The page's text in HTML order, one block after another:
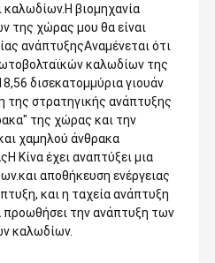
βιομηχανία
της χώρας μου θα είναι
ανάπτυξηςΑναμένεται ότι
καλωδίων της
δισεκατομμύρια γιουάν
της στρατηγικής ανάπτυξης
της χώρας και την
χαμηλού άνθρακα
Κίνα έχει αναπτύξει μια
αποθήκευση ενέργειας
και η ταχεία ανάπτυξη
προωθήσει την ανάπτυξη των
καλωδίων.